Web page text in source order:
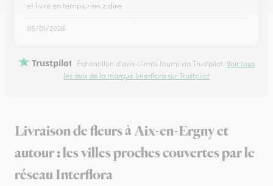
et livré en temps,rien z dire
05/01/2026
Trustpilot Échantillon d'avis clients fourni via Trustpilot. Voir tous
les avis de la marque Interflora sur Trustpilot
Livraison de fleurs à Aix-en-Ergny et
autour : les villes proches couvertes par le
réseau Interflora